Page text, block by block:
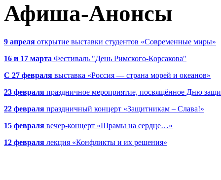
Афиша-Анонсы
9 апреля открытие выставки студентов «Современные миры»
16 и 17 марта Фестиваль "День Римского-Корсакова"
С 27 февраля выставка «Россия — страна морей и океанов»
23 февраля праздничное мероприятие, посвящённое Дню
22 февраля праздничный концерт «Защитникам – Слава!»
15 февраля вечер-концерт «Шрамы на сердце…»
12 февраля лекция «Конфликты и их решения»